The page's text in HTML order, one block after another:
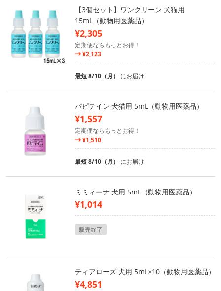
【3個セット】ワンクリーン 犬猫用
15mL（動物用医薬品）
¥2,305
定期便ならもっとお得！
¥2,123
最短 8/10（月） にお届け
パピテイン 犬猫用 5mL（動物用医薬品）
¥1,557
定期便ならもっとお得！
¥1,510
最短 8/10（月） にお届け
ミミィーナ 犬用 5mL（動物用医薬品）
¥1,014
販売終了
ティアローズ 犬用 5mL×10（動物用医薬品）
¥4,851